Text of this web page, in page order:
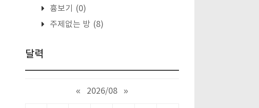
흉보기
(0)
주제없는 방 (8)
달력
« 2026/08 »